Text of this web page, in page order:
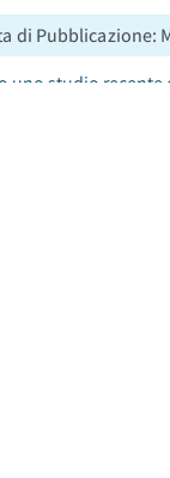
di Pubblicazione:
uno studio